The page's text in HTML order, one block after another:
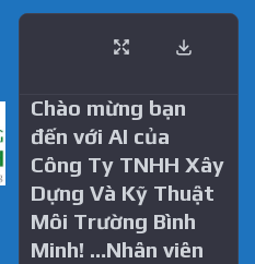
Chào mừng bạn
đến với AI của
Công Ty TNHH Xây
Dựng Và Kỹ Thuật
Môi Trường Bình
Minh! …Nhân viên